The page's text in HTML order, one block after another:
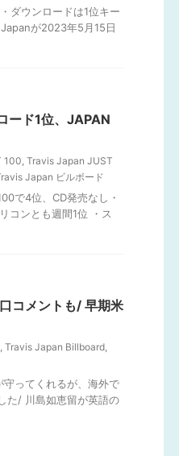
ダウンロードは1位キー
が2023年5月15日
ード1位、JAPAN
100, Travis Japan JUST
Japan ビルボード
で4位、CD発売なし・
コンとも週間1位 ・ス
コメントも/ 早期米
, Travis Japan Billboard,
守ってくれるが、海外で
た/ 川島如恵留が英語の